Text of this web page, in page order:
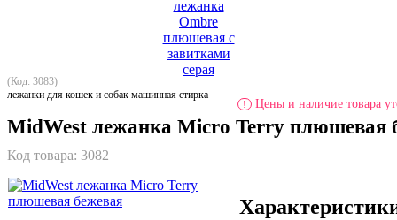
(Код: 3083)
лежанки для кошек и собак машинная стирка
! Цены и наличие товара
MidWest лежанка Micro Terry плюшевая
Код товара: 3082